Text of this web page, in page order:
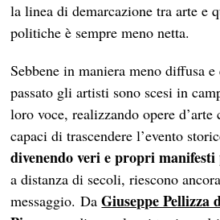
la linea di demarcazione tra arte e
politiche è sempre meno netta.
Sebbene in maniera meno diffusa
passato gli artisti sono scesi in
loro voce, realizzando opere d’arte
capaci di trascendere l’evento
divenendo veri e propri
a distanza di secoli, riescono
messaggio. DaGiuseppe Pellizza